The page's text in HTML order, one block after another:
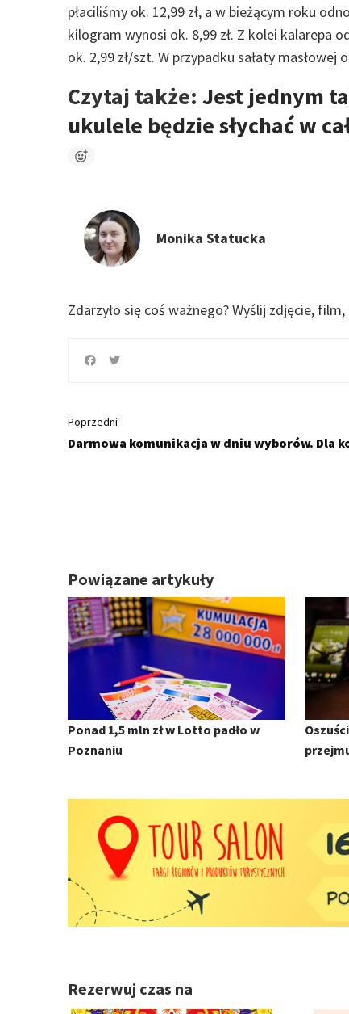
płaciliśmy ok. 12,99 zł, a w bieżącym roku
kilogram wynosi ok. 8,99 zł. Z kolei kalarepa
ok. 2,99 zł/szt. W przypadku sałaty
Czytaj także: Jest jednym
ukulele będzie słychać w
Monika Statucka
Zdarzyło się coś ważnego?Wyślij zdjęcie, film,
Poprzedni
Darmowa komunikacja w dniu wyborów. Dla
Powiązane artykuły
Ponad 1,5 mln zł w Lotto padło w
Poznaniu
Rezerwuj czas na